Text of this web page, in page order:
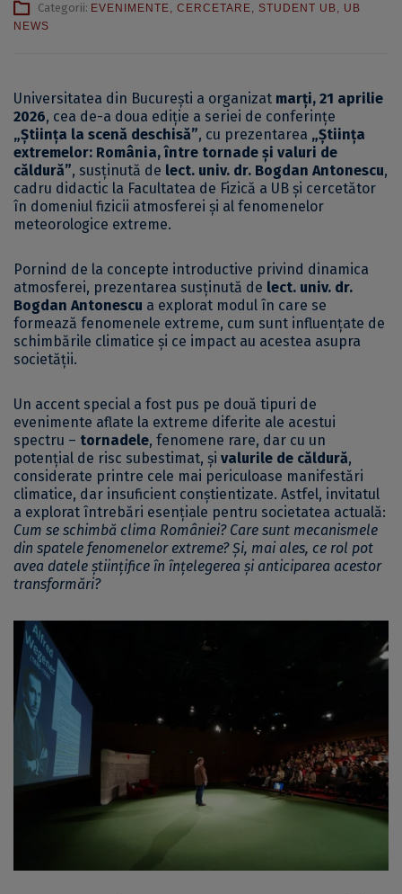
Categorii: EVENIMENTE, CERCETARE, STUDENT UB, UB
NEWS
Universitatea din București a organizat marți, 21 aprilie
2026, cea de-a doua ediție a seriei de conferințe
„Știința la scenă deschisă”, cu prezentarea „Știința
extremelor: România, între tornade și valuri de
căldură”, susținută de lect. univ. dr. Bogdan Antonescu,
cadru didactic la Facultatea de Fizică a UB și cercetător
în domeniul fizicii atmosferei și al fenomenelor
meteorologice extreme.
Pornind de la concepte introductive privind dinamica
atmosferei, prezentarea susținută de lect. univ. dr.
Bogdan Antonescu a explorat modul în care se
formează fenomenele extreme, cum sunt influențate de
schimbările climatice și ce impact au acestea asupra
societății.
Un accent special a fost pus pe două tipuri de
evenimente aflate la extreme diferite ale acestui
spectru – tornadele, fenomene rare, dar cu un
potențial de risc subestimat, și valurile de căldură,
considerate printre cele mai periculoase manifestări
climatice, dar insuficient conștientizate. Astfel, invitatul
a explorat întrebări esențiale pentru societatea actuală:
Cum se schimbă clima României? Care sunt mecanismele
din spatele fenomenelor extreme? Și, mai ales, ce rol pot
avea datele științifice în înțelegerea și anticiparea acestor
transformări?